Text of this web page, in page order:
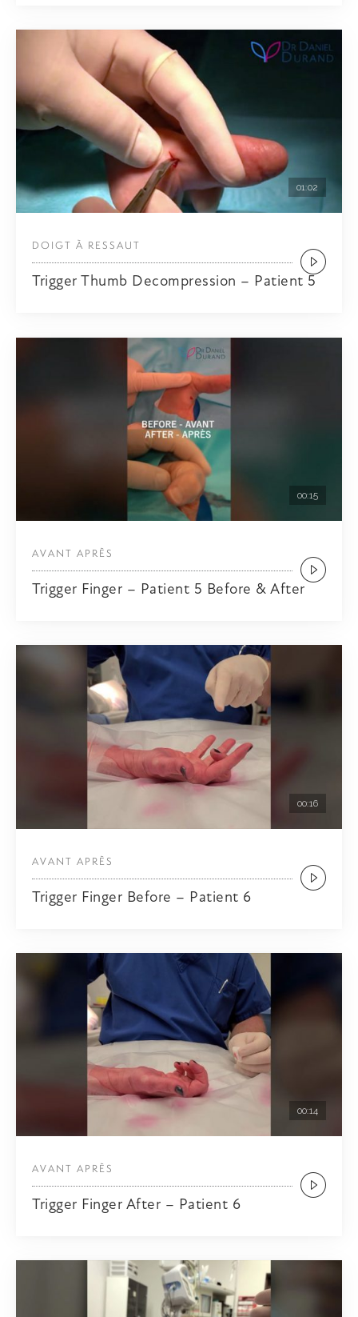
01:02
Trigger Thumb Decompression – Patient 5
DOIGT À RESSAUT
00:15
Trigger Finger – Patient 5 Before & After
AVANT APRÈS
00:16
Trigger Finger Before – Patient 6
AVANT APRÈS
00:14
Trigger Finger After – Patient 6
AVANT APRÈS